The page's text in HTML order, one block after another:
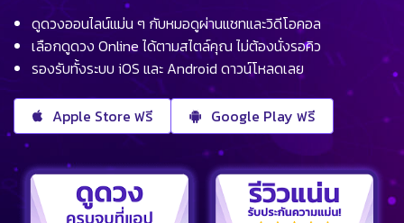
ดูดวงออนไลน์แม่น ๆ กับหมอดูผ่านแชทและวิดีโอคอล
เลือกดูดวง Online ได้ตามสไตล์คุณ ไม่ต้องนั่งรอคิว
รองรับทั้งระบบ iOS และ Android ดาวน์โหลดเลย
Apple Store ฟรี Google Play ฟรี